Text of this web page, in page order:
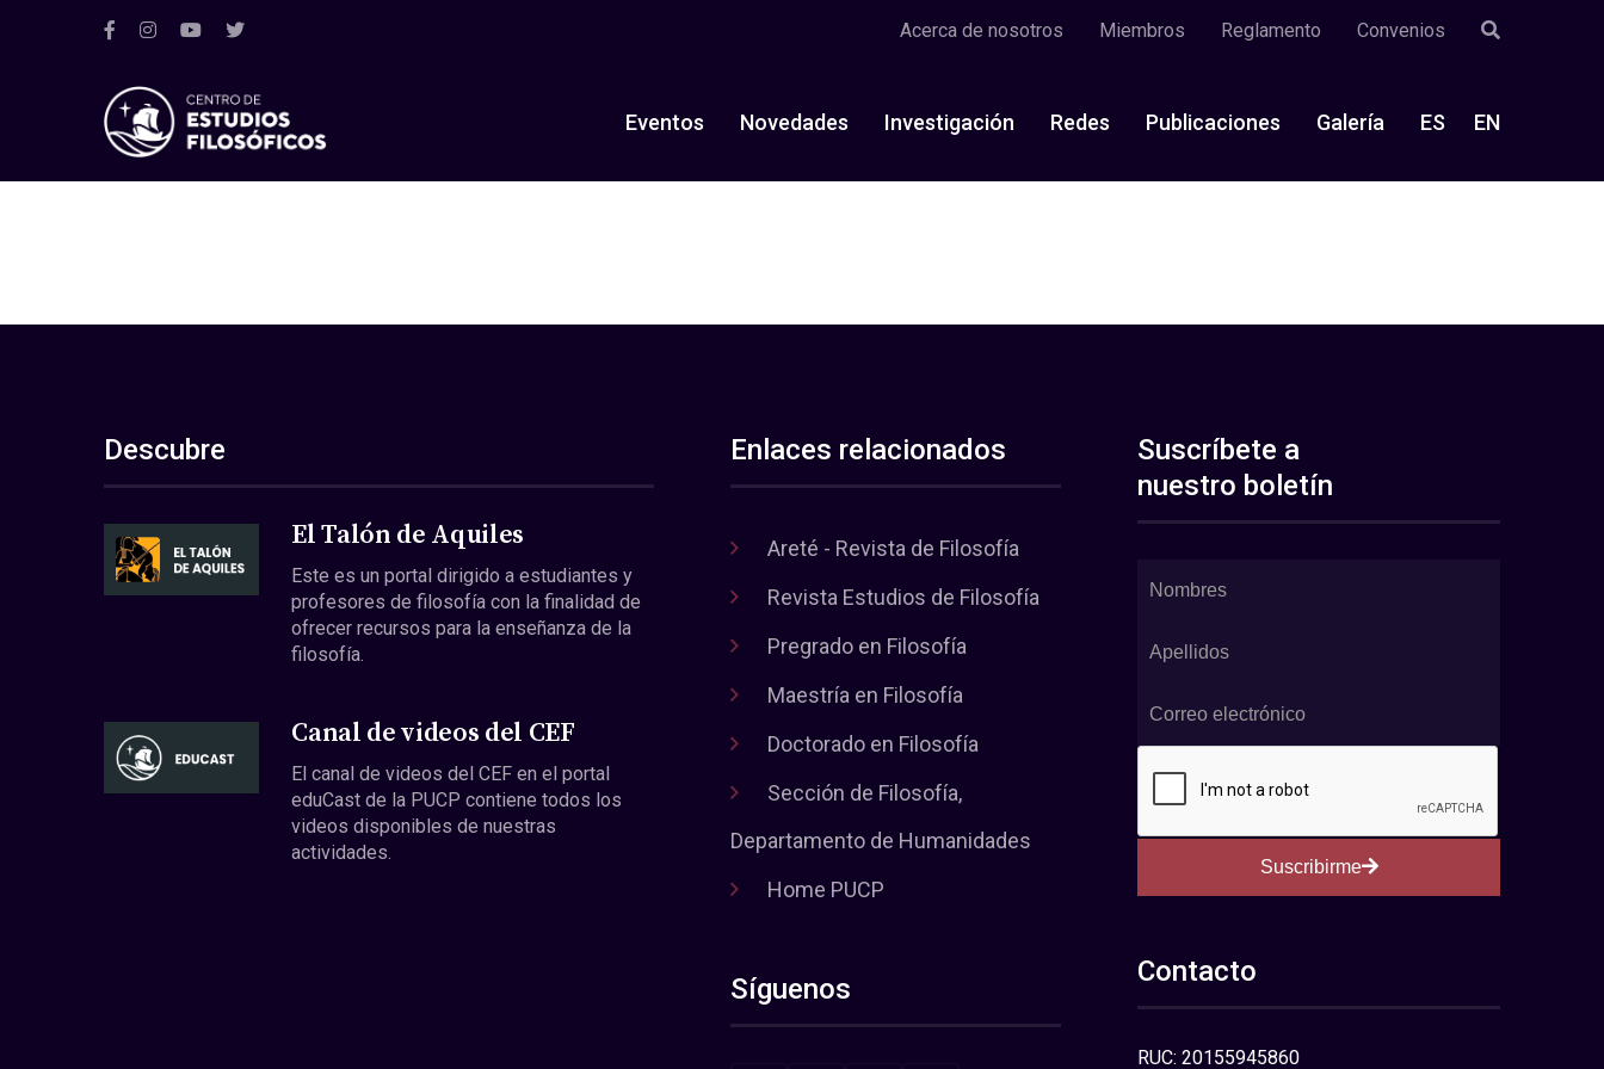
Acerca de nosotros Miembros Reglamento Convenios
Eventos Novedades Investigación Redes Publicaciones Galería ES EN
Descubre
El Talón de Aquiles
Este es un portal dirigido a estudiantes y
profesores de filosofía con la finalidad de
ofrecer recursos para la enseñanza de la
filosofía.
Canal de videos del CEF
El canal de videos del CEF en el portal
eduCast de la PUCP contiene todos los
videos disponibles de nuestras
actividades.
Enlaces relacionados
Areté - Revista de Filosofía
Revista Estudios de Filosofía
Pregrado en Filosofía
Maestría en Filosofía
Doctorado en Filosofía
Sección de Filosofía,
Departamento de Humanidades
Home PUCP
Síguenos
Suscríbete a
nuestro boletín
Suscribirme
Contacto
RUC: 20155945860